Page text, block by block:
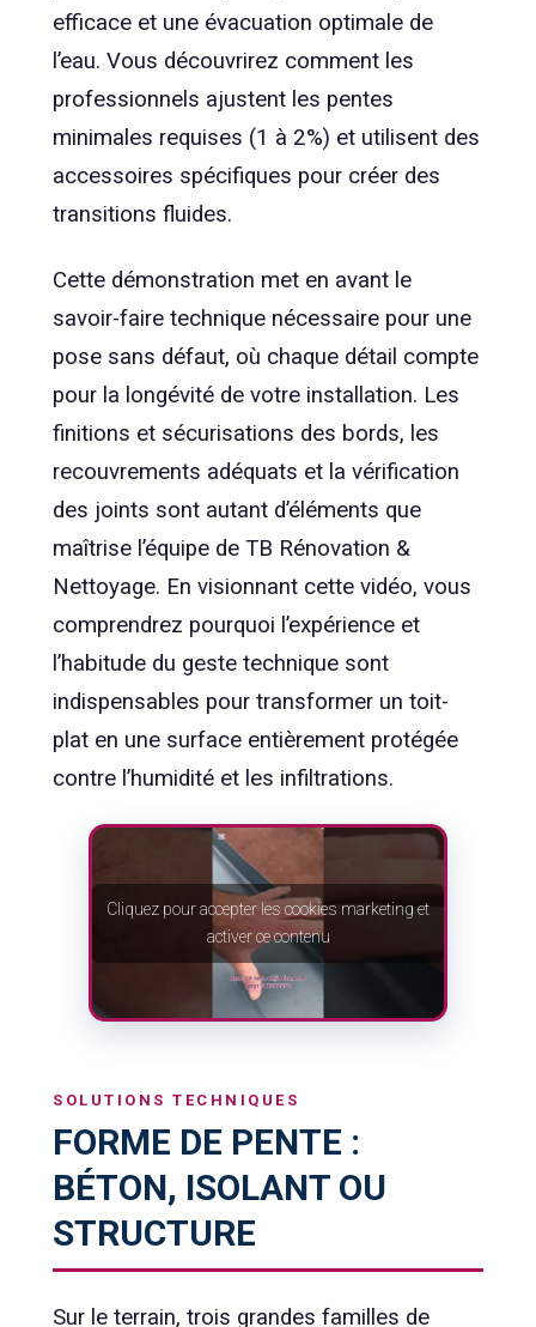
efficace et une évacuation optimale de
l’eau. Vous découvrirez comment les
professionnels ajustent les pentes
minimales requises (1 à 2%) et utilisent des
accessoires spécifiques pour créer des
transitions fluides.
Cette démonstration met en avant le
savoir-faire technique nécessaire pour une
pose sans défaut, où chaque détail compte
pour la longévité de votre installation. Les
finitions et sécurisations des bords, les
recouvrements adéquats et la vérification
des joints sont autant d’éléments que
maîtrise l’équipe de TB Rénovation &
Nettoyage. En visionnant cette vidéo, vous
comprendrez pourquoi l’expérience et
l’habitude du geste technique sont
indispensables pour transformer un toit-
plat en une surface entièrement protégée
contre l’humidité et les infiltrations.
Cliquez pour accepter les cookies marketing et
activer ce contenu
SOLUTIONS TECHNIQUES
FORME DE PENTE :
BÉTON, ISOLANT OU
STRUCTURE
Sur le terrain, trois grandes familles de